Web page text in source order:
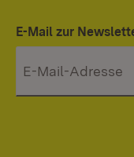
E-Mail zur